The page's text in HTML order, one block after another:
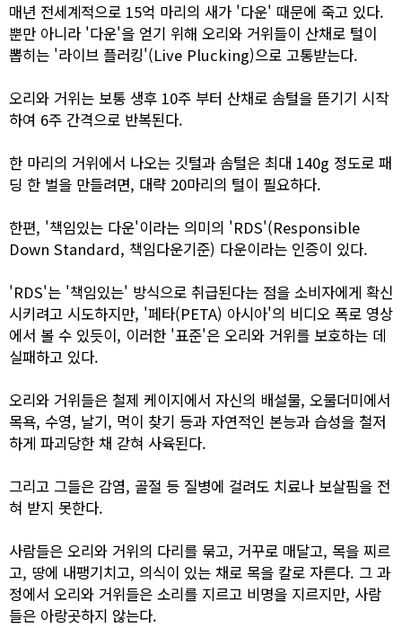
매년 전세계적으로 15억 마리의 새가 '다운' 때문에 죽고 있다.
뿐만 아니라 '다운'을 얻기 위해 오리와 거위들이 산채로 털이
뽑히는 '라이브 플러킹'(Live Plucking)으로 고통받는다.
오리와 거위는 보통 생후 10주 부터 산채로 솜털을 뜯기기 시작
하여 6주 간격으로 반복된다.
한 마리의 거위에서 나오는 깃털과 솜털은 최대 140g 정도로 패
딩 한 벌을 만들려면, 대략 20마리의 털이 필요하다.
한편, '책임있는 다운'이라는 의미의 'RDS'(Responsible
Down Standard, 책임다운기준) 다운이라는 인증이 있다.
'RDS'는 '책임있는' 방식으로 취급된다는 점을 소비자에게 확신
시키려고 시도하지만, '페타(PETA) 아시아'의 비디오 폭로 영상
에서 볼 수 있듯이, 이러한 '표준'은 오리와 거위를 보호하는 데
실패하고 있다.
오리와 거위들은 철제 케이지에서 자신의 배설물, 오물더미에서
목욕, 수영, 날기, 먹이 찾기 등과 자연적인 본능과 습성을 철저
하게 파괴당한 채 갇혀 사육된다.
그리고 그들은 감염, 골절 등 질병에 걸려도 치료나 보살핌을 전
혀 받지 못한다.
사람들은 오리와 거위의 다리를 묶고, 거꾸로 매달고, 목을 찌르
고, 땅에 내팽기치고, 의식이 있는 채로 목을 칼로 자른다. 그 과
정에서 오리와 거위들은 소리를 지르고 비명을 지르지만, 사람
들은 아랑곳하지 않는다.